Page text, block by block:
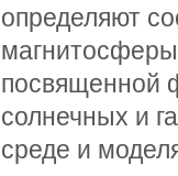
определяют
посвященной
солнечных и
среде и